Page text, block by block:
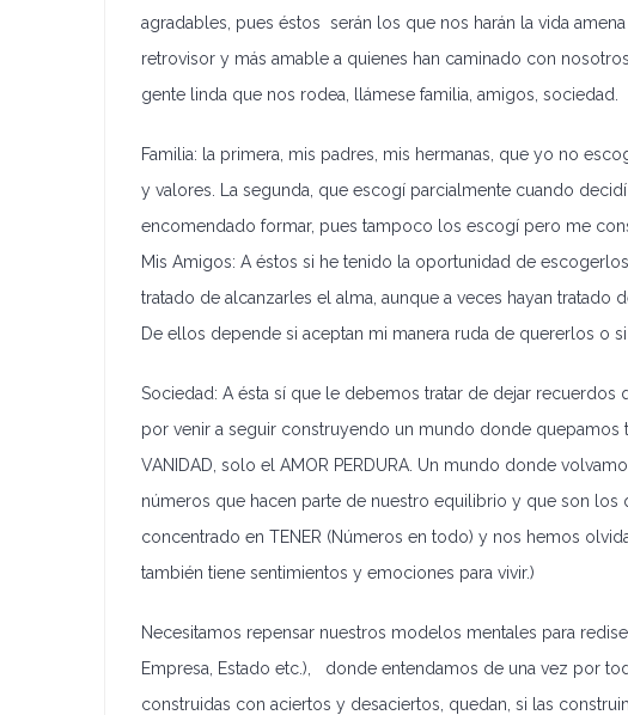
agradables, pues éstos serán los que nos harán la vida
retrovisor y más amable a quienes han caminado con
gente linda que nos rodea, llámese familia, amigos, sociedad.
Familia: la primera, mis padres, mis hermanas, que yo no
y valores. La segunda, que escogí parcialmente cuando
encomendado formar, pues tampoco los escogí pero me
Mis Amigos: A éstos si he tenido la oportunidad de
tratado de alcanzarles el alma, aunque a veces hayan
De ellos depende si aceptan mi manera ruda de quererlos o
Sociedad: A ésta sí que le debemos tratar de dejar
por venir a seguir construyendo un mundo donde quepamos
VANIDAD, solo el AMOR PERDURA. Un mundo donde
números que hacen parte de nuestro equilibrio y que son
concentrado en TENER (Números en todo) y nos hemos
también tiene sentimientos y emociones para vivir.)
Necesitamos repensar nuestros modelos mentales para
Empresa, Estado etc.), donde entendamos de una vez por
construidas con aciertos y desaciertos, quedan, si las